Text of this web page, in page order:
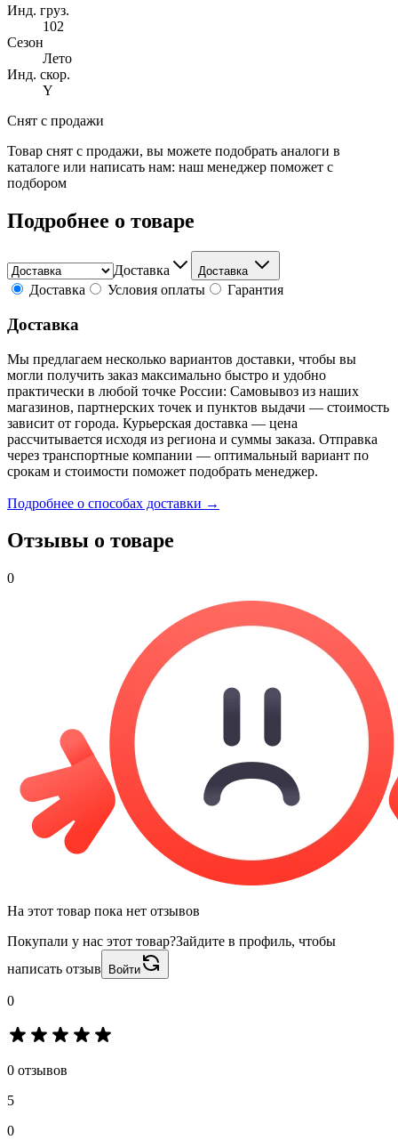
Инд. груз.
102
Сезон
Лето
Инд. скор.
Y
Снят с продажи
Товар снят с продажи, вы можете подобрать аналоги в
каталоге или написать нам: наш менеджер поможет с
подбором
Подробнее о товаре
Доставка Доставка
Доставка Условия оплаты Гарантия
Доставка
Мы предлагаем несколько вариантов доставки, чтобы вы
могли получить заказ максимально быстро и удобно
практически в любой точке России: Самовывоз из наших
магазинов, партнерских точек и пунктов выдачи — стоимость
зависит от города. Курьерская доставка — цена
рассчитывается исходя из региона и суммы заказа. Отправка
через транспортные компании — оптимальный вариант по
срокам и стоимости поможет подобрать менеджер.
Подробнее о способах доставки →
Отзывы о товаре
0
На этот товар пока нет отзывов
Покупали у нас этот товар?Зайдите в профиль, чтобы
написать отзыв
Войти
0
0 отзывов
5
0